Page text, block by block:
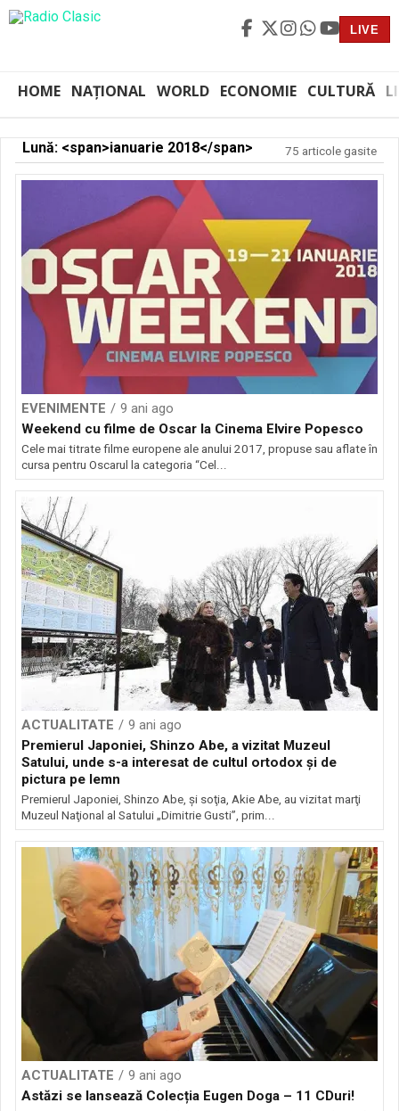
LIVE
HOME NAȚIONAL WORLD ECONOMIE CULTURĂ
Lună: <span>ianuarie 2018</span> 75 articole gasite
EVENIMENTE
9 ani ago
Weekend cu filme de Oscar la Cinema Elvire Popesco
Cele mai titrate filme europene ale anului 2017, propuse sau aflate în
cursa pentru Oscarul la categoria “Cel...
ACTUALITATE
9 ani ago
Premierul Japoniei, Shinzo Abe, a vizitat Muzeul
Satului, unde s-a interesat de cultul ortodox şi de
pictura pe lemn
Premierul Japoniei, Shinzo Abe, şi soţia, Akie Abe, au vizitat marţi
Muzeul Naţional al Satului „Dimitrie Gusti”, prim...
ACTUALITATE
9 ani ago
Astăzi se lansează Colecția Eugen Doga – 11 CDuri!